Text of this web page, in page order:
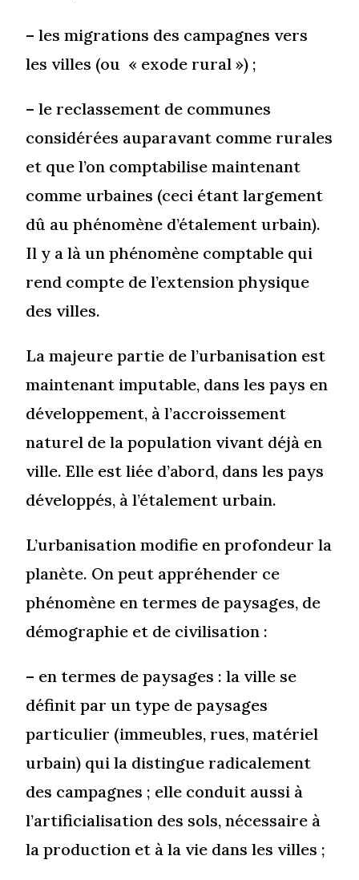
– les migrations des campagnes vers
les villes (ou « exode rural ») ;
– le reclassement de communes
considérées auparavant comme rurales
et que l’on comptabilise maintenant
comme urbaines (ceci étant largement
dû au phénomène d’étalement urbain).
Il y a là un phénomène comptable qui
rend compte de l’extension physique
des villes.
La majeure partie de l’urbanisation est
maintenant imputable, dans les pays en
développement, à l’accroissement
naturel de la population vivant déjà en
ville. Elle est liée d’abord, dans les pays
développés, à l’étalement urbain.
L’urbanisation modifie en profondeur la
planète. On peut appréhender ce
phénomène en termes de paysages, de
démographie et de civilisation :
– en termes de paysages : la ville se
définit par un type de paysages
particulier (immeubles, rues, matériel
urbain) qui la distingue radicalement
des campagnes ; elle conduit aussi à
l’artificialisation des sols, nécessaire à
la production et à la vie dans les villes ;